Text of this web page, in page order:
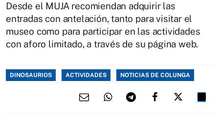
Desde el MUJA recomiendan adquirir las
entradas con antelación, tanto para visitar el
museo como para participar en las actividades
con aforo limitado, a través de su página web.
DINOSAURIOS ACTIVIDADES NOTICIAS DE COLUNGA